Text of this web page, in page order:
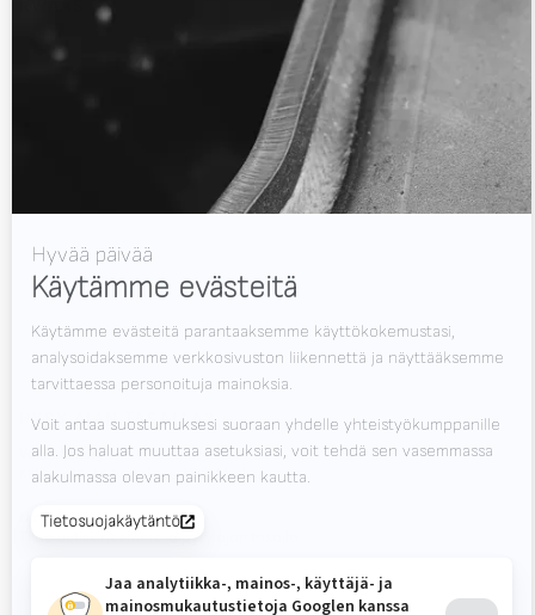
Tietoa Valk Weldingistä
Lataukset
Ota yhteyttä
Messut
PYSY AJAN TASALLA?
Valk Mailing
Klikkaa tästä tilataksesi Valk Mailing
Newsletter
Tilaa uutiskirjeemme ja pysy ajan tasalla.